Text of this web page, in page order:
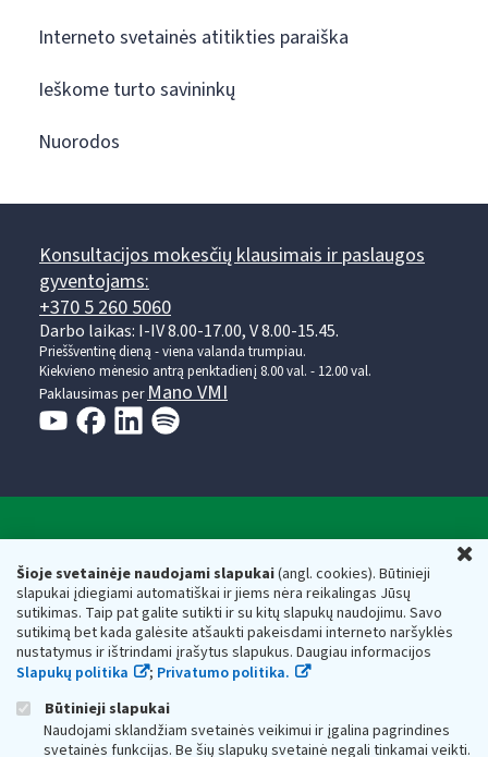
Šioje svetainėje naudojami slapukai(angl. cookies). Būtinieji
slapukai įdiegiami automatiškai ir jiems nėra reikalingas Jūsų
sutikimas. Taip pat galite sutikti ir su kitų slapukų naudojimu. Savo
sutikimą bet kada galėsite atšaukti pakeisdami interneto naršyklės
nustatymus ir ištrindami įrašytus slapukus. Daugiau informacijos
Slapukų politika
; Privatumo politika.
Būtinieji slapukai
Naudojami sklandžiam svetainės veikimui ir įgalina pagrindines
svetainės funkcijas. Be šių slapukų svetainė negali tinkamai veikti.
Interneto svetainės atitikties paraiška
Ieškome turto savininkų
Nuorodos
Konsultacijos mokesčių klausimais ir paslaugos
gyventojams:
+370 5 260 5060
Darbo laikas: I-IV 8.00-17.00, V 8.00-15.45.
Prieššventinę dieną - viena valanda trumpiau.
Kiekvieno mėnesio antrą penktadienį 8.00 val. - 12.00 val.
Paklausimas per Mano VMI
Respublikos finansų ministerijos
Biudžetinė įstaiga. Juridinio asmens kodas — 188659752,
adresas: Vasario 16-osios g. 14, 01107 Vilnius, Lietuva, el.paštas:
vmi@vmi.lt, E. pristatymo dėžutės adresas 188659752
Duomenys apie Valstybinę mokesčių inspekciją prie Lietuvos
Respublikos finansų ministerijos kaupiami ir saugomi Juridinių